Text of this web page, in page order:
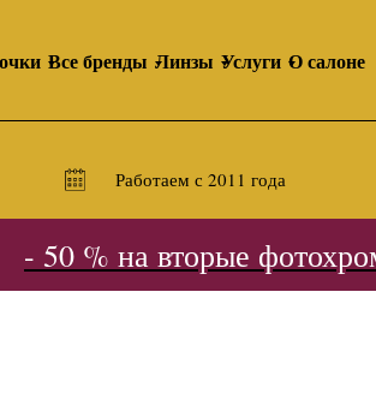
Все бренды Линзы Услуги О салоне
Работаем с 2011 года
- 50 % на вторые фотохромы